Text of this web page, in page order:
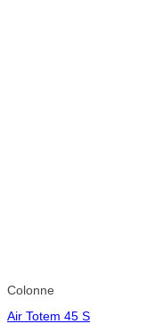
Colonne
Air Totem 45 S